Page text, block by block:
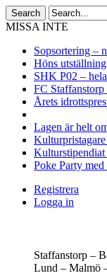
MISSA INTE
Sopsortering –
Höns
SHK P02 –
FC
Årets
Lagen är helt
Kulturstipendiat
Poke Party
Registrera
Logga in
Staffanstorp –
Lund – Malmö